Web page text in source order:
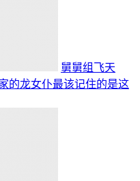
舅舅组飞天
的龙女仆最该记住的是这